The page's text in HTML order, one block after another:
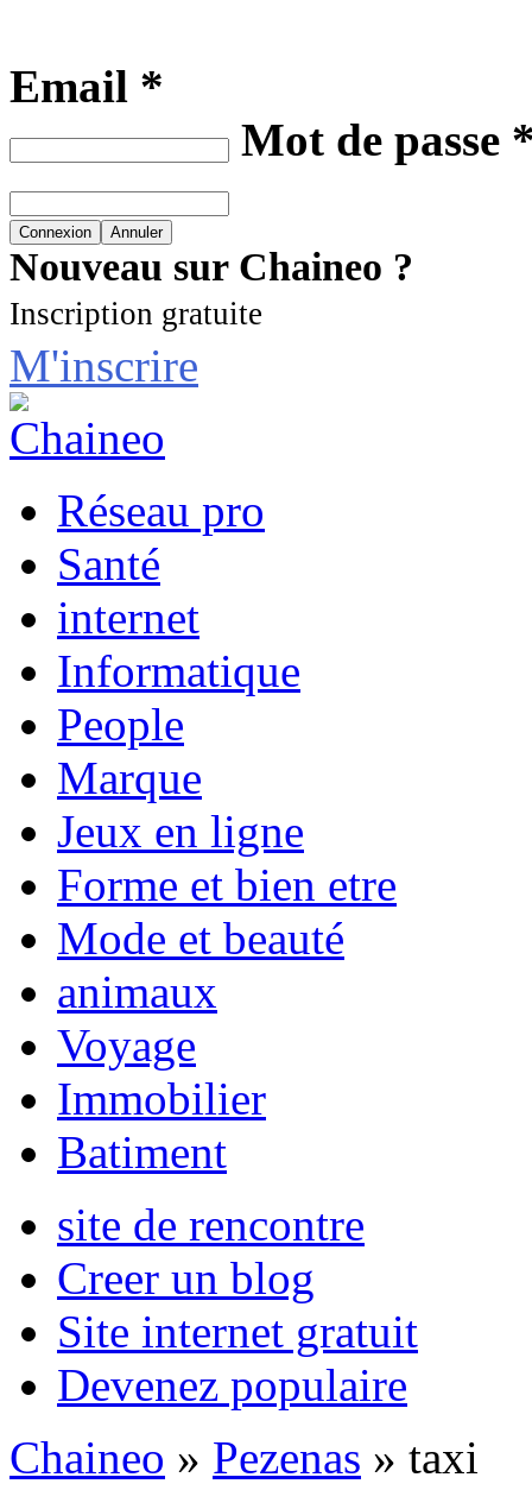
Email *
Mot de passe
Nouveau sur Chaineo ?
Inscription gratuite
M'inscrire
Réseau pro
Santé
internet
Informatique
People
Marque
Jeux en ligne
Forme et bien etre
Mode et beauté
animaux
Voyage
Immobilier
Batiment
site de rencontre
Creer un blog
Site internet gratuit
Devenez populaire
Chaineo » Pezenas » taxi